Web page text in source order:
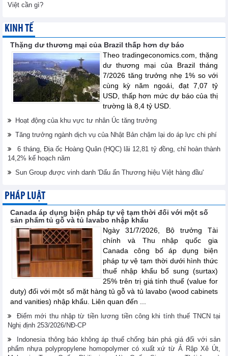
Việt cần gì?
KINH TẾ
Thặng dư thương mại của Brazil thấp hơn dự báo
Theo tradingeconomics.com, thặng
dư thương mại của Brazil tháng
7/2026 tăng trưởng nhẹ 1% so với
cùng kỳ năm ngoái, đạt 7,07 tỷ
USD, thấp hơn mức dự báo của thị
trường là 8,4 tỷ USD.
Hoạt động của khu vực tư nhân Úc tăng trưởng
Tăng trưởng ngành dịch vụ của Nhật Bản chậm lại do áp lực chi phí
6 tháng, Địa ốc Hoàng Quân (HQC) lãi 12,81 tỷ đồng, chỉ hoàn thành
14,2% kế hoạch năm
Sun Group được vinh danh 'Dấu ấn Thương hiệu Việt hàng đầu'
PHÁP LUẬT
Canada áp dụng biện pháp tự vệ tạm thời đối với một số
sản phẩm tủ gỗ và tủ lavabo nhập khẩu
Ngày 31/7/2026, Bộ trưởng Tài
chính và Thu nhập quốc gia
Canada công bố áp dụng biện
pháp tự vệ tạm thời dưới hình thức
thuế nhập khẩu bổ sung (surtax)
25% trên trị giá tính thuế (value for
duty) đối với một số mặt hàng tủ gỗ và tủ lavabo (wood cabinets
and vanities) nhập khẩu. Liên quan đến ...
Điểm mới thu nhập từ tiền lương tiền công khi tính thuế TNCN tại
Nghị định 253/2026/NĐ-CP
Indonesia thông báo không áp thuế chống bán phá giá đối với sản
phẩm nhựa polypropylene homopolymer có xuất xứ từ Ả Rập Xê Út,